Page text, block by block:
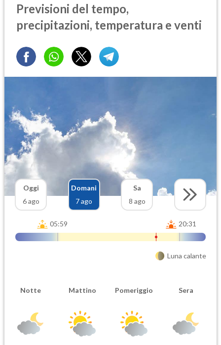
Previsioni del tempo,
precipitazioni, temperatura e venti
Oggi
6 ago
Domani
7 ago
Sa
8 ago
05:59 20:31
Luna calante
Notte Mattino Pomeriggio Sera